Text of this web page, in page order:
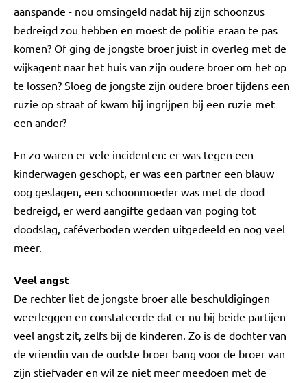
aanspande - nou omsingeld nadat hij zijn schoonzus
bedreigd zou hebben en moest de politie eraan te pas
komen? Of ging de jongste broer juist in overleg met de
wijkagent naar het huis van zijn oudere broer om het op
te lossen? Sloeg de jongste zijn oudere broer tijdens een
ruzie op straat of kwam hij ingrijpen bij een ruzie met
een ander?
En zo waren er vele incidenten: er was tegen een
kinderwagen geschopt, er was een partner een blauw
oog geslagen, een schoonmoeder was met de dood
bedreigd, er werd aangifte gedaan van poging tot
doodslag, caféverboden werden uitgedeeld en nog veel
meer.
Veel angst
De rechter liet de jongste broer alle beschuldigingen
weerleggen en constateerde dat er nu bij beide partijen
veel angst zit, zelfs bij de kinderen. Zo is de dochter van
de vriendin van de oudste broer bang voor de broer van
zijn stiefvader en wil ze niet meer meedoen met de